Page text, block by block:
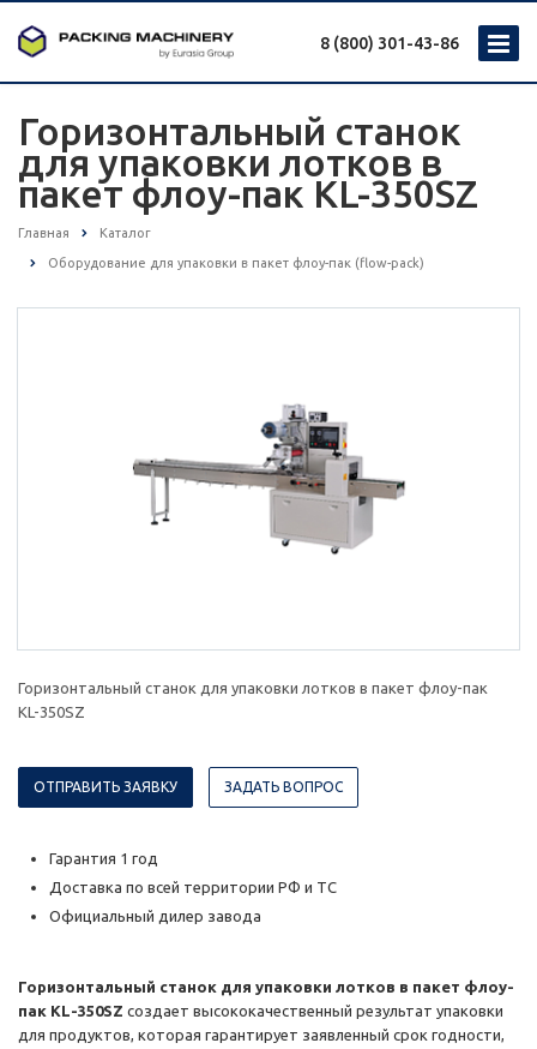
8 (800) 301-43-86
Горизонтальный станок
для упаковки лотков в
пакет флоу-пак KL-350SZ
Главная Каталог
Оборудование для упаковки в пакет флоу-пак (flow-pack)
Горизонтальный станок для упаковки лотков в пакет флоу-пак
KL-350SZ
ОТПРАВИТЬ ЗАЯВКУ ЗАДАТЬ ВОПРОС
Гарантия 1 год
Доставка по всей территории РФ и ТС
Официальный дилер завода
Горизонтальный станок для упаковки лотков в пакет флоу-
пак KL-350SZ создает высококачественный результат упаковки
для продуктов, которая гарантирует заявленный срок годности,